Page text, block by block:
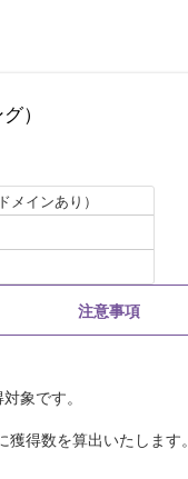
）
メインあり）
注意事項
象です。
得数を算出いたします。